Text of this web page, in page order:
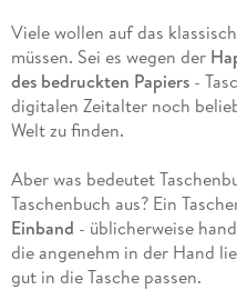
Viele wollen auf das
müssen. Sei es wegen der
des bedruckten Papiers-
digitalen Zeitalter noch
Welt zu finden.
Aber was bedeutet
Taschenbuch aus? Ein
Einband - üblicherweise
die angenehm in der Hand
gut in die Tasche passen.